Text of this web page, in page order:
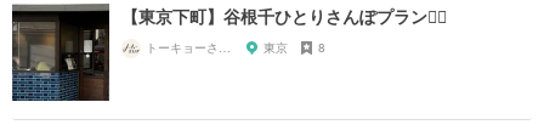
【東京下町】谷根千ひとりさんぽプラン🚶‍♀️
東京 8